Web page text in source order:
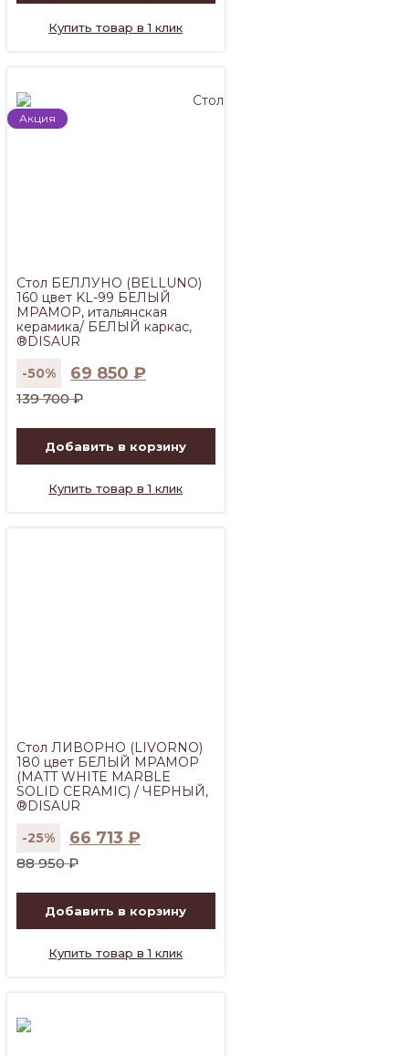
Купить товар в 1 клик
Акция
Стол БЕЛЛУНО (BELLUNO)
160 цвет KL-99 БЕЛЫЙ
МРАМОР, итальянская
керамика/ БЕЛЫЙ каркас,
®DISAUR
139 700₽
Первоначальная
составляла
139
700 ₽.
69 850 ₽
Текущая
850 ₽.
-50%
Добавить в корзину
Купить товар в 1 клик
Стол ЛИВОРНО (LIVORNO)
180 цвет БЕЛЫЙ МРАМОР
(MATT WHITE MARBLE
SOLID CERAMIC) / ЧЕРНЫЙ,
®DISAUR
88 950₽
Первоначальная
составляла
88
950 ₽.
66 713 ₽
Текущая
713 ₽.
-25%
Добавить в корзину
Купить товар в 1 клик